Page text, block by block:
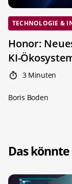
TECHNOLOGIE &
Honor:
KI-
3 Minuten
Boris Boden
Das